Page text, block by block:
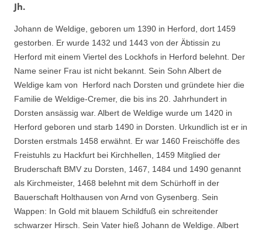
Jh.
Johann de Weldige, geboren um 1390 in Herford, dort 1459
gestorben. Er wurde 1432 und 1443 von der Äbtissin zu
Herford mit einem Viertel des Lockhofs in Herford belehnt. Der
Name seiner Frau ist nicht bekannt. Sein Sohn Albert de
Weldige kam von Herford nach Dorsten und gründete hier die
Familie de Weldige-Cremer, die bis ins 20. Jahrhundert in
Dorsten ansässig war. Albert de Weldige wurde um 1420 in
Herford geboren und starb 1490 in Dorsten. Urkundlich ist er in
Dorsten erstmals 1458 erwähnt. Er war 1460 Freischöffe des
Freistuhls zu Hackfurt bei Kirchhellen, 1459 Mitglied der
Bruderschaft BMV zu Dorsten, 1467, 1484 und 1490 genannt
als Kirchmeister, 1468 belehnt mit dem Schürhoff in der
Bauerschaft Holthausen von Arnd von Gysenberg. Sein
Wappen: In Gold mit blauem Schildfuß ein schreitender
schwarzer Hirsch. Sein Vater hieß Johann de Weldige. Albert